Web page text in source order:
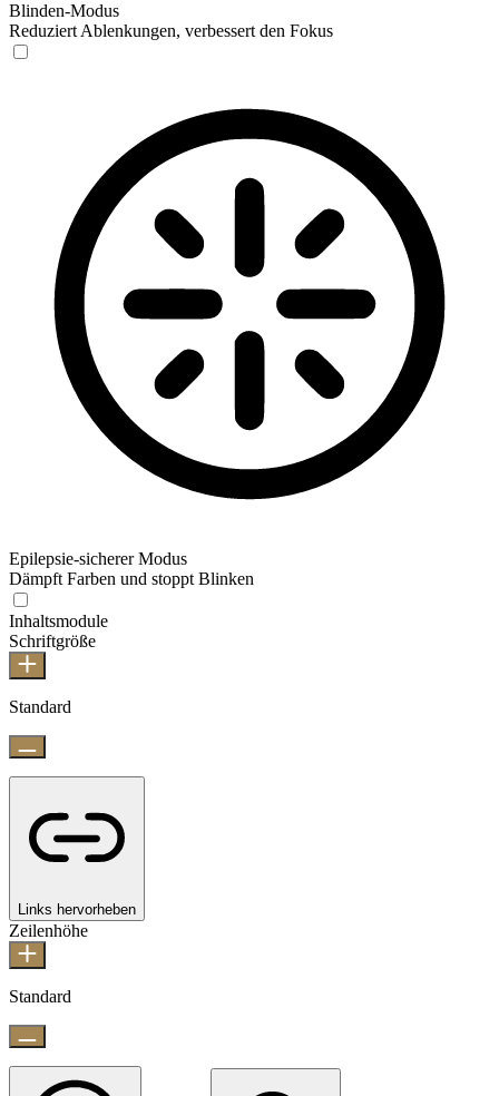
Blinden-Modus
Reduziert Ablenkungen, verbessert den Fokus
Epilepsie-sicherer Modus
Dämpft Farben und stoppt Blinken
Inhaltsmodule
Schriftgröße
Standard
Links hervorheben
Zeilenhöhe
Standard